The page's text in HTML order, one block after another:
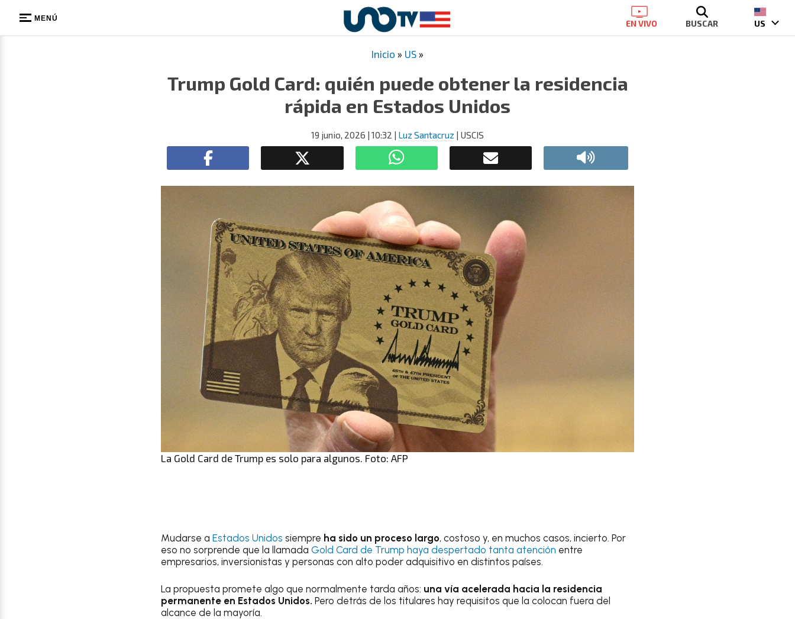
MENÚ EN VIVO BUSCAR US
Inicio » US »
Trump Gold Card: quién puede obtener la residencia
rápida en Estados Unidos
19 junio, 2026 | 10:32 | Luz Santacruz | USCIS
La Gold Card de Trump es solo para algunos. Foto: AFP
Mudarse a Estados Unidos siempre ha sido un proceso largo, costoso y, en muchos casos, incierto. Por
eso no sorprende que la llamada Gold Card de Trump haya despertado tanta atención entre
empresarios, inversionistas y personas con alto poder adquisitivo en distintos países.
La propuesta promete algo que normalmente tarda años: una vía acelerada hacia la residencia
permanente en Estados Unidos. Pero detrás de los titulares hay requisitos que la colocan fuera del
alcance de la mayoría.